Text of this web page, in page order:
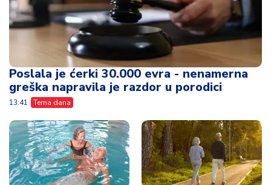
Poslala je ćerki 30.000 evra - nenamerna
greška napravila je razdor u porodici
13:41 Tema dana